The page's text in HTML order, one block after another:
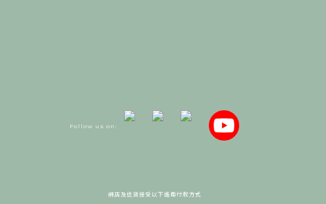
Follow us on:
網店及送貨接受以下遙距付款方式